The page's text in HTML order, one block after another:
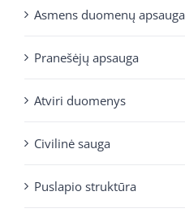
Asmens duomenų apsauga
Pranešėjų apsauga
Atviri duomenys
Civilinė sauga
Puslapio struktūra